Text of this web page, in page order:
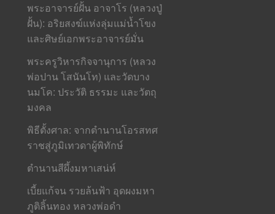
พระอาจารย์ฝั้น อาจาโร (หลวงปู่
ฝั้น): อริยสงฆ์แห่งลุ่มแม่น้ำโขง
และศิษย์เอกพระอาจารย์มั่น
พระครูวิหารกิจจานุการ (หลวง
พ่อปาน โสนันโท) และวัดบาง
นมโค: ประวัติ ธรรมะ และวัตถุ
มงคล
พิธีตั้งศาล: จากตำนานโอรสทศ
ราชสู่ภูมิเทวดาผู้พิทักษ์
ตำนานสีผึ้งมหาเสน่ห์
เบี้ยแก้จน รวยล้นฟ้า อุดผงมหา
ภูติลิ้นทอง หลวงพ่อดำ